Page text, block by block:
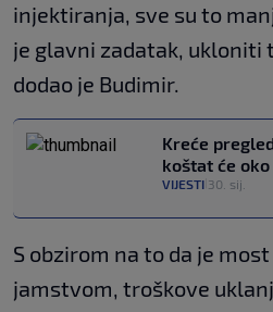
injektiranja, sve su to
je glavni zadatak, ukloniti
dodao je Budimir.
Kreće
koštat će
VIJESTI 30. sij.
S obzirom na to da je
jamstvom, troškove